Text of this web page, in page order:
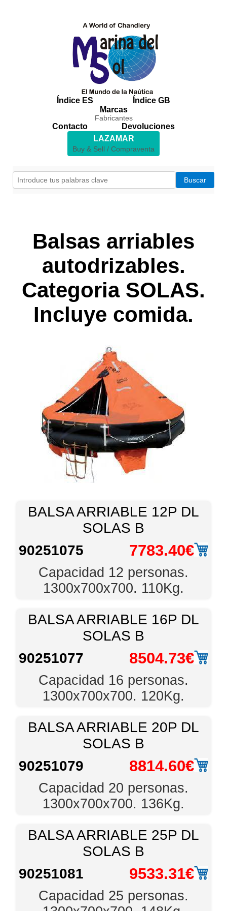
Índice ES
Índice GB
Marcas
Fabricantes
Contacto
Devoluciones
LAZAMAR
Buy & Sell / Compraventa
Balsas arriables
autodrizables.
Categoria SOLAS.
Incluye comida.
BALSA ARRIABLE 12P DL
SOLAS B
90251075
7783.40€
Capacidad 12 personas.
1300x700x700. 110Kg.
BALSA ARRIABLE 16P DL
SOLAS B
90251077
8504.73€
Capacidad 16 personas.
1300x700x700. 120Kg.
BALSA ARRIABLE 20P DL
SOLAS B
90251079
8814.60€
Capacidad 20 personas.
1300x700x700. 136Kg.
BALSA ARRIABLE 25P DL
SOLAS B
90251081
9533.31€
Capacidad 25 personas.